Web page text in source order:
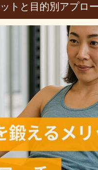
トと目的別アプロ